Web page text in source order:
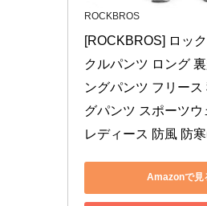
ROCKBROS
[ROCKBROS] ロッ
クルパンツ ロング
ングパンツ フリース
グパンツ スポーツウ
レディース 防風 防
Amazonで見